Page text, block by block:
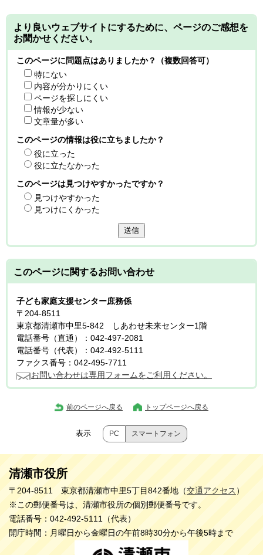
より良いウェブサイトにするために、ページのご感想を
お聞かせください。
このページに問題点はありましたか？（複数回答可）
特にない
内容が分かりにくい
ページを探しにくい
情報が少ない
文章量が多い
このページの情報は役に立ちましたか？
役に立った
役に立たなかった
このページは見つけやすかったですか？
見つけやすかった
見つけにくかった
送信
このページに関するお問い合わせ
子ども家庭支援センター庶務係
〒204-8511
東京都清瀬市中里5-842 しあわせ未来センター1階
電話番号（直通）：042-497-2081
電話番号（代表）：042-492-5111
ファクス番号：042-495-7711
お問い合わせは専用フォームをご利用ください。
前のページへ戻る トップページへ戻る
表示 PC スマートフォン
清瀬市役所
〒204-8511 東京都清瀬市中里5丁目842番地（交通アクセス ）
※この郵便番号は、清瀬市役所の個別郵便番号です。
電話番号：042-492-5111（代表）
開庁時間：月曜日から金曜日の午前8時30分から午後5時まで